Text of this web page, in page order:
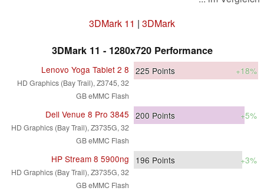
3DMark 11 | 3DMark
3DMark 11 - 1280x720 Performance
Lenovo Yoga Tablet 2 8
HD Graphics (Bay Trail), Z3745, 32
GB eMMC Flash
225 Points +18%
Dell Venue 8 Pro 3845
HD Graphics (Bay Trail), Z3735G, 32
GB eMMC Flash
200 Points +5%
HP Stream 8 5900ng
HD Graphics (Bay Trail), Z3735G, 32
GB eMMC Flash
196 Points +3%